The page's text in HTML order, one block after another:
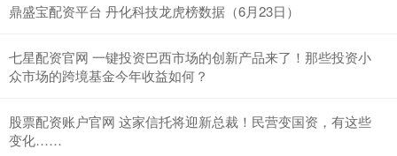
鼎盛宝配资平台 丹化科技龙虎榜数据（6月23日）
七星配资官网 一键投资巴西市场的创新产品来了！那些投资小
众市场的跨境基金今年收益如何？
股票配资账户官网 这家信托将迎新总裁！民营变国资，有这些
变化……